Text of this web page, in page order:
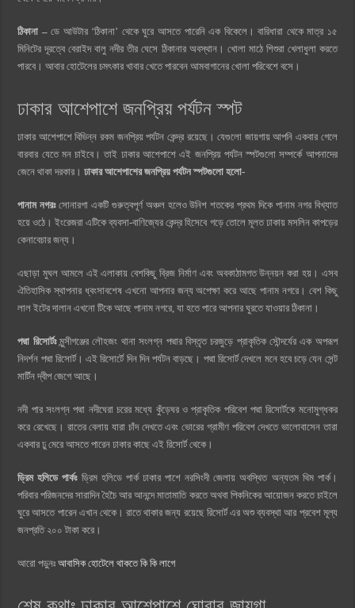
ঠিকানা –ডে আউটার ‘ঠিকানা’ থেকে ঘুরে আসতে পারেনি এক বিকেলে। বারিধারা থেকে মাত্র ১৫
মিনিটের দূরত্বে বেরাইদ বালু নদীর তীর ঘেসে ঠিকানার অবস্থান। খোলা মাঠে শিশুরা খেলাধুলা করতে
পারবে। আবার হোটেলের চমৎকার খাবার খেতে পারবেন আমবাগানের খোলা পরিবেশে বসে।
ঢাকার আশেপাশে জনপ্রিয় পর্যটন স্পট
ঢাকার আশেপাশে বিভিন্ন রকম জনপ্রিয় পর্যটন কেন্দ্র রয়েছে। যেগুলো জায়গায় আপনি একবার গেলে
বারবার যেতে মন চাইবে। তাই ঢাকার আশেপাশে এই জনপ্রিয় পর্যটন স্পটগুলো সম্পর্কে আপনাদের
জেনে থাকা দরকার।ঢাকার আশেপাশের জনপ্রিয় পর্যটন স্পটগুলো হলো-
পানাম নগরঃসোনারগা একটি গুরুত্বপূর্ণ অঞ্চল হলেও উনিশ শতকের প্রথম দিকে পানাম নগর বিখ্যাত
হয়ে ওঠে। ইংরেজরা এটিকে ব্যবসা-বাণিজ্যের কেন্দ্র হিসেবে গড়ে তোলে মূলত ঢাকায় মসলিন কাপড়ের
কেনাবেচার জন্য।
এছাড়া মুঘল আমলে এই এলাকায় বেশকিছু ব্রিজ নির্মাণ এবং অবকাঠামগত উন্নয়ন করা হয়। এসব
ঐতিহাসিক স্থাপনার ধ্বংসাবশেষ এখনো আপনার জন্য অপেক্ষা করে আছে পানাম নগরে। বেশ কিছু
লাল ইটের দালান এখনো টিকে আছে পানাম নগরে, যা হতে পারে আপনার ঘুরতে যাওয়ার ঠিকানা।
পদ্মা রিসোর্টঃমুন্সীগঞ্জের লৌহজং থানা সংলগ্ন পদ্মার বিস্তৃত চরজুড়ে প্রাকৃতিক সৌন্দর্যের এক অপরূপ
নিদর্শন পদ্মা রিসোর্ট। এই রিসোর্টে দিন দিন পর্যটন বাড়ছে। পদ্মা রিসোর্ট দেখলে মনে হবে চড়ে যেন সেন্ট
মার্টিন দ্বীপ জেগে আছে।
নদী পার সংলগ্ন পদ্মা নদীঘেরা চরের মধ্যে কুঁড়েঘর ও প্রাকৃতিক পরিবেশ পদ্মা রিসোর্টকে মনোমুগ্ধকর
করে রেখেছে। রাতের বেলায় যারা চাঁদ দেখতে এবং ভোরের গ্রামীণ পরিবেশ দেখতে ভালোবাসেন তারা
একবার ঢু মেরে আসতে পারেন ঢাকার কাছে এই রিসোর্ট থেকে।
ড্রিম হলিডে পার্কঃড্রিম হলিডে পার্ক ঢাকার পাশে নরসিংদী জেলায় অবস্থিত অন্যতম থিম পার্ক।
পরিবার পরিজনদের সারাদিন হৈচৈ আর আনন্দে মাতামাতি করতে অথবা পিকনিকের আয়োজন করতে চাইলে
ঘুরে আসতে পারেন এখান থেকে। রাতে থাকার জন্য রয়েছে রিসোর্ট এর অশু ব্যবস্থা আর প্রবেশ মূল্য
জনপ্রতি ২০০ টাকা করে।
আরো পড়ুনঃআবাসিক হোটেলে থাকতে কি কি লাগে